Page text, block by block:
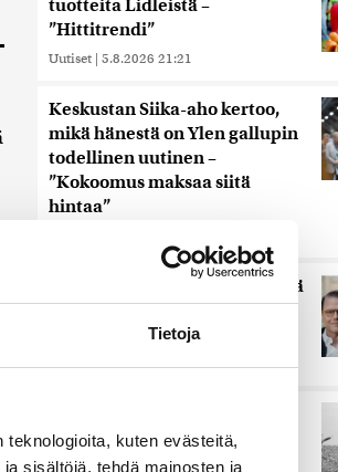
Tietoja
kuten evästeitä,
sisältöjä, tehdä mainosten ja
tuotteita Lidleistä –
”Hittitrendi”
Uutiset | 5.8.2026 21:21
Keskustan Siika-aho kertoo,
mikä hänestä on Ylen gallupin
todellinen uutinen –
”Kokoomus maksaa siitä
hintaa”
Miksi Ruotsin Daniel on pelkkä
prinssi, mutta Norjan Mette-
Marit on kruununprinsessa?
Uutiset | 3.8.2026 21:46
olympialaisissa, mitä pinnan
alla kyti